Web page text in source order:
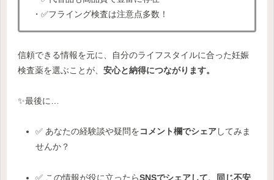
・✅フライング検査は注意点多数！
信頼できる情報を元に、自分のライフスタイルに合った妊娠
検査薬を選ぶことが、 安心と納得につながります。
✨最後に…
✅ あなたの経験談や疑問をコメント欄でシェアしてみま
せんか？
✅ この情報が役に立ったらSNSでシェアして、同じ不安